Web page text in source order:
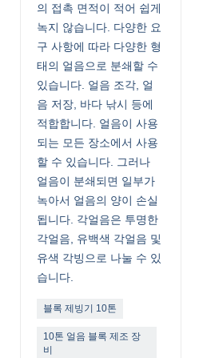
의 접촉 면적이 적어 쉽게
녹지 않습니다. 다양한 요
구 사항에 따라 다양한 형
태의 얼음으로 분쇄할 수
있습니다. 얼음 조각, 얼
음 저장, 바다 낚시 등에
적합합니다. 얼음이 사용
되는 모든 장소에서 사용
할 수 있습니다. 그러나
얼음이 분쇄되면 일부가
녹아서 얼음의 양이 손실
됩니다. 각얼음은 투명한
각얼음, 유백색 각얼음 및
유색 각빙으로 나눌 수 있
습니다.
블록 제빙기 10톤
10톤 얼음 블록 제조 장
비